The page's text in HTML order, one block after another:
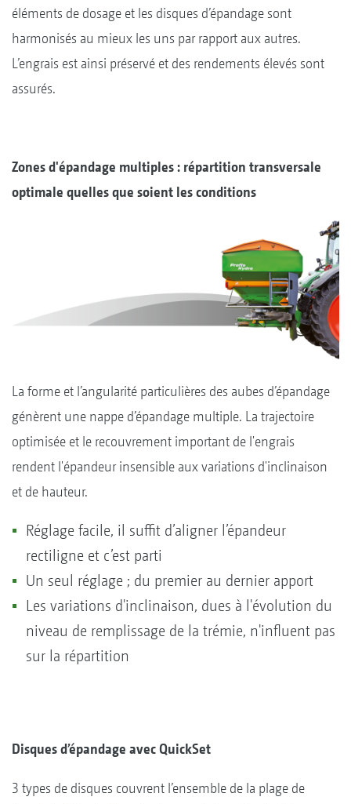
éléments de dosage et les disques d’épandage sont
harmonisés au mieux les uns par rapport aux autres.
L’engrais est ainsi préservé et des rendements élevés sont
assurés.
Zones d'épandage multiples : répartition transversale
optimale quelles que soient les conditions
La forme et l’angularité particulières des aubes d’épandage
génèrent une nappe d’épandage multiple. La trajectoire
optimisée et le recouvrement important de l'engrais
rendent l'épandeur insensible aux variations d'inclinaison
et de hauteur.
Réglage facile, il suffit d’aligner l’épandeur
rectiligne et c’est parti
Un seul réglage ; du premier au dernier apport
Les variations d'inclinaison, dues à l'évolution du
niveau de remplissage de la trémie, n'influent pas
sur la répartition
Disques d’épandage avec QuickSet
3 types de disques couvrent l’ensemble de la plage de